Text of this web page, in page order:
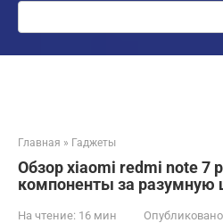
Поиск:
Главная » Гаджеты
Обзор xiaomi redmi note 7
компоненты за разумную
На чтение: 16 мин